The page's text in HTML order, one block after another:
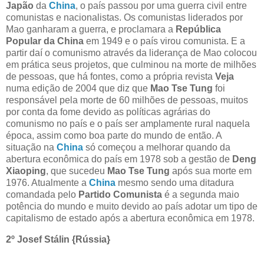
Japão da China, o país passou por uma guerra civil entre
comunistas e nacionalistas. Os comunistas liderados por
Mao ganharam a guerra, e proclamara a República
Popular da China em 1949 e o país virou comunista. E a
partir daí o comunismo através da liderança de Mao colocou
em prática seus projetos, que culminou na morte de milhões
de pessoas, que há fontes, como a própria revista Veja
numa edição de 2004 que diz que Mao Tse Tung foi
responsável pela morte de 60 milhões de pessoas, muitos
por conta da fome devido as políticas agrárias do
comunismo no país e o país ser amplamente rural naquela
época, assim como boa parte do mundo de então. A
situação na China só começou a melhorar quando da
abertura econômica do país em 1978 sob a gestão de Deng
Xiaoping, que sucedeu Mao Tse Tung após sua morte em
1976. Atualmente a China mesmo sendo uma ditadura
comandada pelo Partido Comunista é a segunda maio
potência do mundo e muito devido ao país adotar um tipo de
capitalismo de estado após a abertura econômica em 1978.
2º Josef Stálin {Rússia}